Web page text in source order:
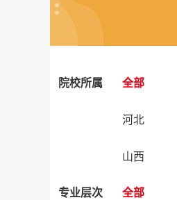
院校所属 全部
河北
山西
专业层次 全部